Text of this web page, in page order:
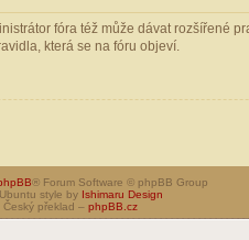
fóra též může dávat rozšířené
která se na fóru objeví.
® Forum Software © phpBB Group
style by Ishimaru Design
Český překlad – phpBB.cz